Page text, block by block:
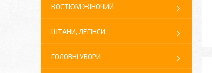
КОСТЮМ ЖІНОЧИЙ
ШТАНИ, ЛЕГІНСИ
ГОЛОВНІ УБОРИ